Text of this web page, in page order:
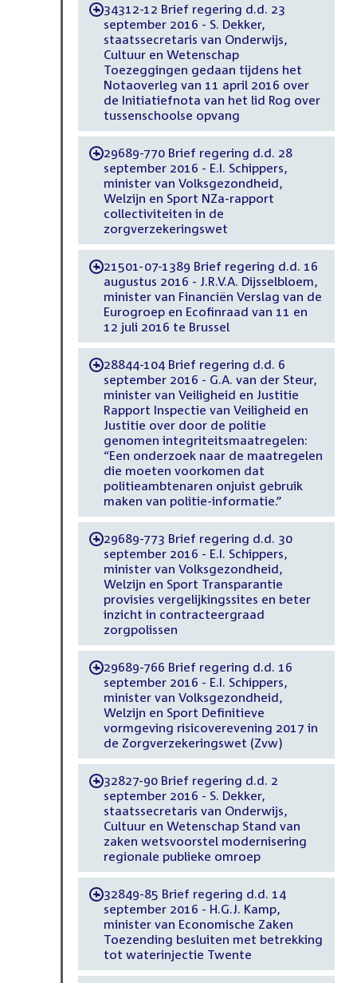
-34312-12 Brief regering d.d. 23
september 2016 - S. Dekker,
staatssecretaris van Onderwijs,
Cultuur en Wetenschap
Toezeggingen gedaan tijdens het
Notaoverleg van 11 april 2016 over
de Initiatiefnota van het lid Rog over
tussenschoolse opvang
-29689-770 Brief regering d.d. 28
september 2016 - E.I. Schippers,
minister van Volksgezondheid,
Welzijn en Sport NZa-rapport
collectiviteiten in de
zorgverzekeringswet
-21501-07-1389 Brief regering d.d. 16
augustus 2016 - J.R.V.A. Dijsselbloem,
minister van Financiën Verslag van de
Eurogroep en Ecofinraad van 11 en
12 juli 2016 te Brussel
-28844-104 Brief regering d.d. 6
september 2016 - G.A. van der Steur,
minister van Veiligheid en Justitie
Rapport Inspectie van Veiligheid en
Justitie over door de politie
genomen integriteitsmaatregelen:
“Een onderzoek naar de maatregelen
die moeten voorkomen dat
politieambtenaren onjuist gebruik
maken van politie-informatie.”
-29689-773 Brief regering d.d. 30
september 2016 - E.I. Schippers,
minister van Volksgezondheid,
Welzijn en Sport Transparantie
provisies vergelijkingssites en beter
inzicht in contracteergraad
zorgpolissen
-29689-766 Brief regering d.d. 16
september 2016 - E.I. Schippers,
minister van Volksgezondheid,
Welzijn en Sport Definitieve
vormgeving risicoverevening 2017 in
de Zorgverzekeringswet (Zvw)
-32827-90 Brief regering d.d. 2
september 2016 - S. Dekker,
staatssecretaris van Onderwijs,
Cultuur en Wetenschap Stand van
zaken wetsvoorstel modernisering
regionale publieke omroep
-32849-85 Brief regering d.d. 14
september 2016 - H.G.J. Kamp,
minister van Economische Zaken
Toezending besluiten met betrekking
tot waterinjectie Twente